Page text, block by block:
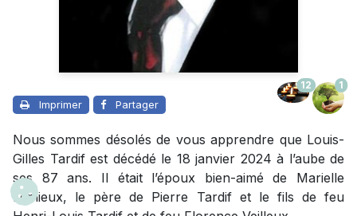
Imprimer Partager
12 1
Nous sommes désolés de vous apprendre que Louis-
Gilles Tardif est décédé le 18 janvier 2024 à l’aube de
ses 87 ans. Il était l’époux bien-aimé de Marielle
Lemieux, le père de Pierre Tardif et le fils de feu